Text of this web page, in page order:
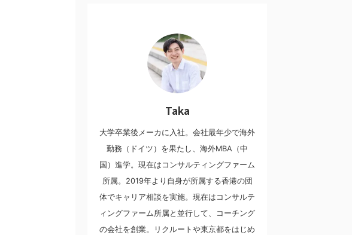
Taka
大学卒業後メーカに入社。会社最年少で海外
勤務（ドイツ）を果たし、海外MBA（中
国）進学。現在はコンサルティングファーム
所属。2019年より自身が所属する香港の団
体でキャリア相談を実施。現在はコンサルテ
ィングファーム所属と並行して、コーチング
の会社を創業。リクルートや東京都をはじめ